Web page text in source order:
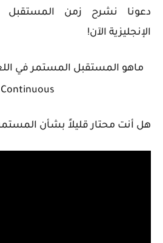
دعونا نشرح زمن المستقبل
الإنجليزية الآن!
Continuous
هل أنت محتار قليلاً بشأن المستمر